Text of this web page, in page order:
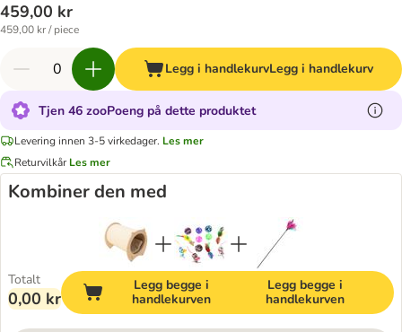
459,00 kr
459,00 kr / piece
Legg i handlekurvLegg i handlekurv
Tjen 46 zooPoeng på dette produktet
Levering innen 3-5 virkedager. Les mer
Returvilkår Les mer
Kombiner den med
Totalt
0,00 kr
Legg begge i
handlekurven
Legg begge i
handlekurven